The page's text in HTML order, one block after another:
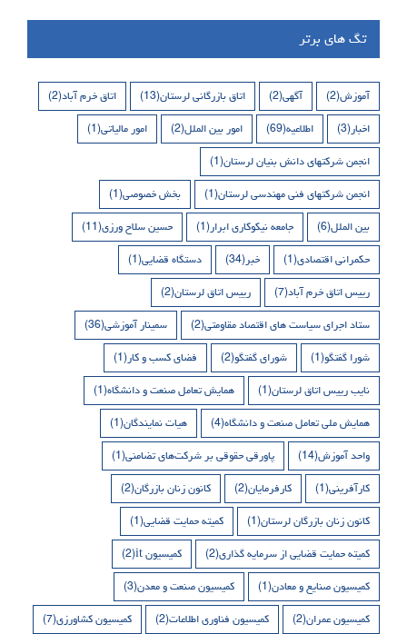
تگ های برتر
آموزش(2) آگهی(2) اتاق بازرگانی لرستان(13) اتاق خرم آباد(2)
اخبار(3) اطلاعیه(69) امور بین الملل(2) امور مالیاتی(1)
انجمن شرکتهای دانش بنیان لرستان(1)
انجمن شرکتهای فنی مهندسی لرستان(1) بخش خصوصی(1)
بین الملل(6) جامعه نیکوکاری ابرار(1) حسین سلاح ورزی(11)
حکمرانی اقتصادی(1) خبر(34) دستگاه قضایی(1)
رییس اتاق خرم آباد(7) رییس اتاق لرستان(2)
ستاد اجرای سیاست های اقتصاد مقاومتی(2) سمینار آموزشی(36)
شورا گفتگو(1) شورای گفتگو(2) فضای کسب و کار(1)
نایب رییس اتاق لرستان(1) همایش تعامل صنعت و دانشگاه(1)
همایش ملی تعامل صنعت و دانشگاه(4) هیات نمایندگان(1)
واحد آموزش(14) پاورقی حقوقی بر شرکت‌های تضامنی(1)
کارآفرینی(1) کارفرمایان(2) کانون زنان بازرگان(2)
کانون زنان بازرگان لرستان(1) کمیته حمایت قضایی(1)
کمیته حمایت قضایی از سرمایه گذاری(2) کمیسیون it (2)
کمیسیون صنایع و معادن(1) کمیسیون صنعت و معدن(3)
کمیسیون عمران(2) کمیسیون فناوری اطلاعات(2) کمیسیون کشاورزی(7)